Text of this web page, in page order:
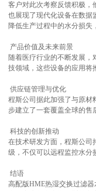
客户对此次考察反馈积极，
也展现了现代化设备在数据
降低生产过程中的水分损失
产品价值及未来前景
随着医疗行业的不断发展
技领域，这些设备的应用将
供应链管理与优化
程斯公司据此加强了与原材
步建立了一套覆盖全球的售
科技的创新推动
在技术研发方面，程斯公司
级，不仅可以远程监控水分
结语
高配版HME热湿交换过滤